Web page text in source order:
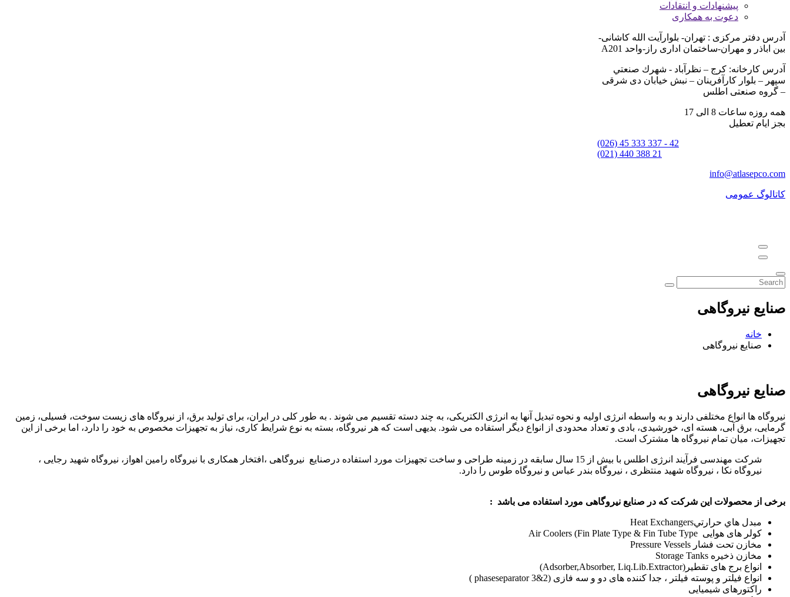
پیشنهادات و انتقادات
دعوت به همکاری
آدرس دفتر مركزی : تهران- بلوارآيت الله كاشانی-
بين اباذر و مهران-ساختمان اداری راز-واحد A201
آدرس كارخانه: كرج – نظرآباد - شهرك صنعتي
سپهر – بلوار كارآفرينان – نبش خيابان دی شرقی
– گروه صنعتی اطلس
همه روزه ساعات 8 الی 17
بجز ایام تعطیل
(026) 45 333 337 - 42
(021) 440 388 21
info@atlasepco.com
کاتالوگ عمومی
صنایع نیروگاهی
خانه
صنایع نیروگاهی
صنایع نیروگاهی
نیروگاه ها انواع مختلفی دارند و به واسطه انرژی اولیه و نحوه تبدیل آنها به انرژی الکتریکی، به چند دسته تقسیم می شوند . به طور کلی در ایران، برای تولید برق، از نیروگاه های زیست سوخت، فسیلی، زمین
گرمایی، برق آبی، هسته ای، خورشیدی، بادی و تعداد محدودی از انواع دیگر استفاده می شود. بدیهی است که هر نیروگاه، بسته به نوع شرایط کاری، نیاز به تجهیزات مخصوص به خود را دارد، اما برخی از این
تجهیزات، میان تمام نیروگاه ها مشترک است.
شرکت مهندسی فرآیند انرژی اطلس با بیش از 15 سال سابقه در زمینه طراحی و ساخت تجهیزات مورد استفاده درصنایع نیروگاهی ،افتخار همکاری با نیروگاه رامین اهواز، نیروگاه شهید رجایی ،
نیروگاه نکا ، نیروگاه شهید منتظری ، نیروگاه بندر عباس و نیروگاه طوس را دارد.
برخی از محصولات این شرکت که در صنایع نیروگاهی مورد استفاده می باشد :
مبدل هاي حرارتيHeat Exchangers
کولر های هوایی Air Coolers (Fin Plate Type & Fin Tube Type
مخازن تحت فشار Pressure Vessels
مخازن ذخیره Storage Tanks
انواع برج های تقطیر(Adsorber,Absorber, Liq.Lib.Extractor)
انواع فیلتر و پوسته فیلتر ، جدا کننده های دو و سه فازی (2&3 phaseseparator )
راکتورهای شیمیایی